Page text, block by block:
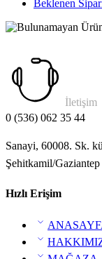
Beklenen
İletişim
0 (536) 062 35 44
Sanayi, 60008. Sk.
Şehitkamil/Gaziantep
Hızlı Erişim